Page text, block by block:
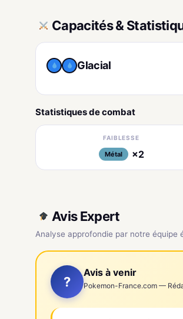
Capacités &
Glacial
Statistiques de combat
FAIBLESSE
Métal ×2
Avis Expert
Analyse approfondie par notre équipe
?
Avis à venir
Pokemon-France.com —